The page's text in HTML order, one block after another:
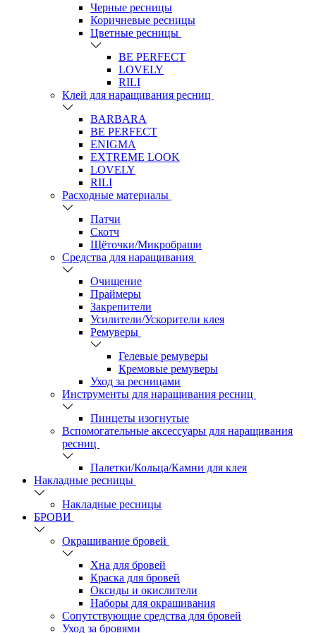
Черные ресницы
Коричневые ресницы
Цветные ресницы
BE PERFECT
LOVELY
RILI
Клей для наращивания ресниц
BARBARA
BE PERFECT
ENIGMA
EXTREME LOOK
LOVELY
RILI
Расходные материалы
Патчи
Скотч
Щёточки/Микробраши
Средства для наращивания
Очищение
Праймеры
Закрепители
Усилители/Ускорители клея
Ремуверы
Гелевые ремуверы
Кремовые ремуверы
Уход за ресницами
Инструменты для наращивания ресниц
Пинцеты изогнутые
Вспомогательные аксессуары для наращивания
ресниц
Палетки/Кольца/Камни для клея
Накладные ресницы
Накладные ресницы
БРОВИ
Окрашивание бровей
Хна для бровей
Краска для бровей
Оксиды и окислители
Наборы для окрашивания
Сопутствующие средства для бровей
Уход за бровями